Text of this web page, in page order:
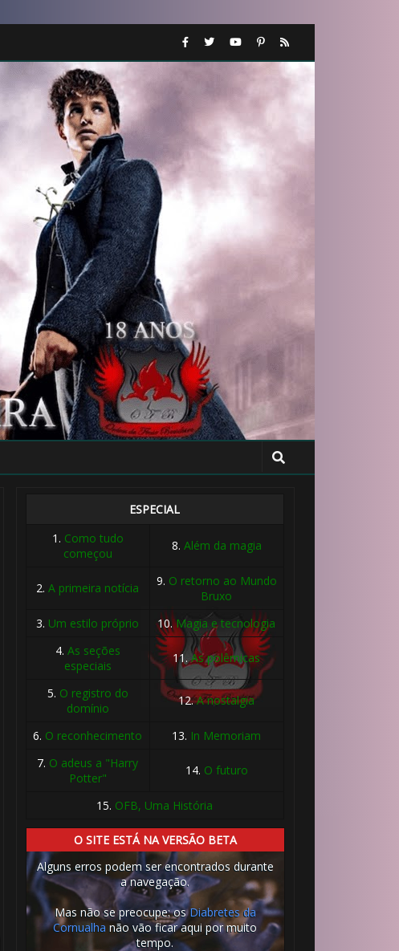
ESPECIAL
1. Como tudo
começou
8. Além da magia
2.A primeira notícia 9. O retorno ao Mundo
Bruxo
3. Um estilo próprio 10.Magia e tecnologia
4. As seções
especiais
11.As polêmicas
5. O registro do
domínio
12.A nostalgia
6. O reconhecimento 13. In Memoriam
7. O adeus a "Harry
Potter"
14. O futuro
15. OFB, Uma História
O SITE ESTÁ NA VERSÃO BETA
Alguns erros podem ser encontrados durante
a navegação.
Mas não se preocupe: osDiabretes da
Cornualha não vão ficar aqui por muito
tempo.